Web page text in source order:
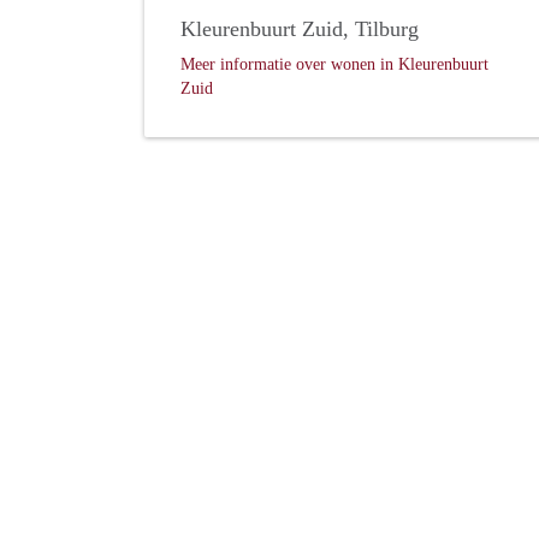
Kleurenbuurt Zuid, Tilburg
Meer informatie over wonen in Kleurenbuurt
Zuid